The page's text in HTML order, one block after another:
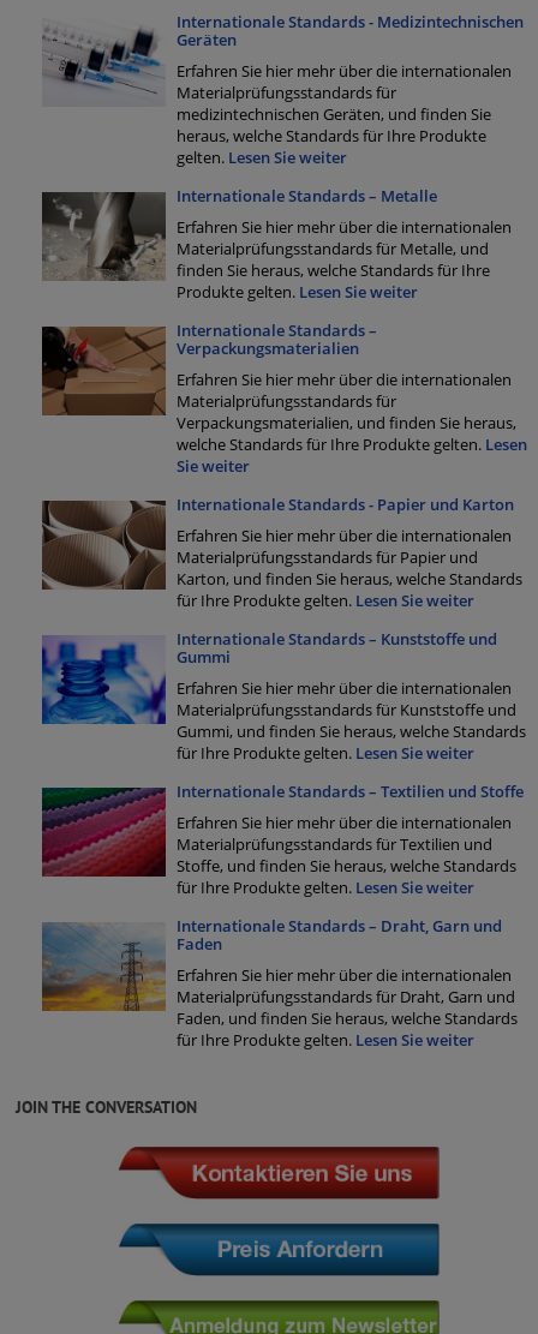
Internationale Standards - Medizintechnischen
Geräten
Erfahren Sie hier mehr über die internationalen
Materialprüfungsstandards für
medizintechnischen Geräten, und finden Sie
heraus, welche Standards für Ihre Produkte
gelten. Lesen Sie weiter
Internationale Standards – Metalle
Erfahren Sie hier mehr über die internationalen
Materialprüfungsstandards für Metalle, und
finden Sie heraus, welche Standards für Ihre
Produkte gelten. Lesen Sie weiter
Internationale Standards –
Verpackungsmaterialien
Erfahren Sie hier mehr über die internationalen
Materialprüfungsstandards für
Verpackungsmaterialien, und finden Sie heraus,
welche Standards für Ihre Produkte gelten. Lesen
Sie weiter
Internationale Standards - Papier und Karton
Erfahren Sie hier mehr über die internationalen
Materialprüfungsstandards für Papier und
Karton, und finden Sie heraus, welche Standards
für Ihre Produkte gelten. Lesen Sie weiter
Internationale Standards – Kunststoffe und
Gummi
Erfahren Sie hier mehr über die internationalen
Materialprüfungsstandards für Kunststoffe und
Gummi, und finden Sie heraus, welche Standards
für Ihre Produkte gelten. Lesen Sie weiter
Internationale Standards – Textilien und Stoffe
Erfahren Sie hier mehr über die internationalen
Materialprüfungsstandards für Textilien und
Stoffe, und finden Sie heraus, welche Standards
für Ihre Produkte gelten. Lesen Sie weiter
Internationale Standards – Draht, Garn und
Faden
Erfahren Sie hier mehr über die internationalen
Materialprüfungsstandards für Draht, Garn und
Faden, und finden Sie heraus, welche Standards
für Ihre Produkte gelten. Lesen Sie weiter
JOIN THE CONVERSATION